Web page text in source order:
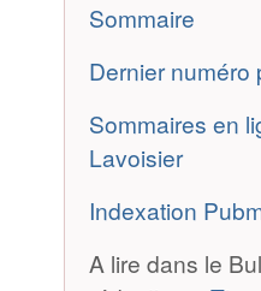
Sommaire
Dernier numéro
Sommaires en
Lavoisier
Indexation
A lire dans le